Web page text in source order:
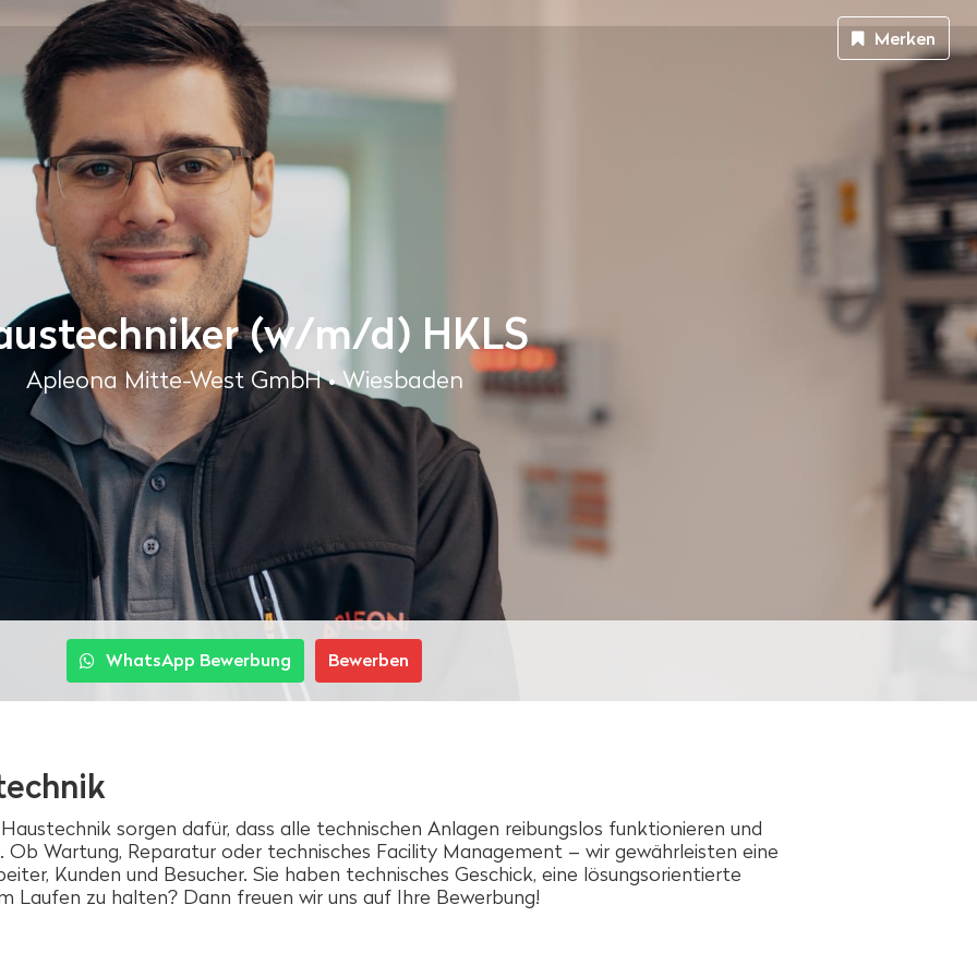
(w/m/d) HKLS
Apleona Mitte-West GmbH • Wiesbaden
Merken
WhatsApp Bewerbung Bewerben
sorgen dafür, dass alle technischen Anlagen reibungslos funktionieren und
Wartung, Reparatur oder technisches Facility Management – wir gewährleisten eine
Kunden und Besucher. Sie haben technisches Geschick, eine lösungsorientierte
Laufen zu halten? Dann freuen wir uns auf Ihre Bewerbung!